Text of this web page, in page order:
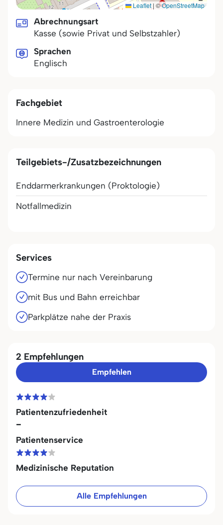
Leaflet | ©OpenStreetMap
Abrechnungsart
Kasse (sowie Privat und Selbstzahler)
Sprachen
Englisch
Fachgebiet
Innere Medizin und Gastroenterologie
Teilgebiets-/Zusatzbezeichnungen
Enddarmerkrankungen (Proktologie)
Notfallmedizin
Services
Termine nur nach Vereinbarung
mit Bus und Bahn erreichbar
Parkplätze nahe der Praxis
2 Empfehlungen
Empfehlen
Patientenzufriedenheit
-
Patientenservice
Medizinische Reputation
Alle Empfehlungen